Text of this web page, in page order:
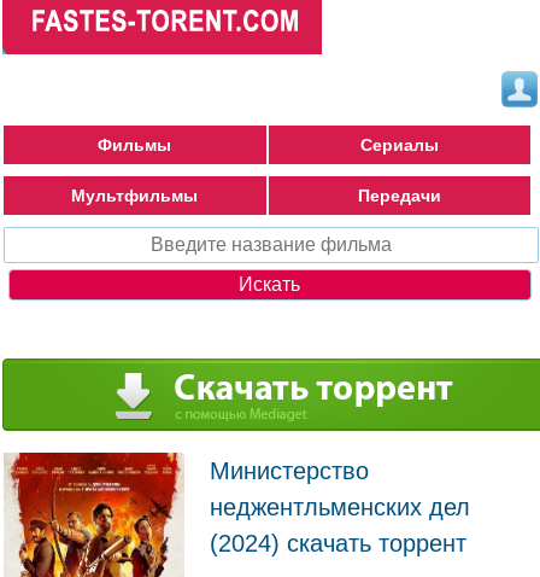
Фильмы Сериалы
Мультфильмы Передачи
Министерство
неджентльменских дел
(2024) скачать торрент